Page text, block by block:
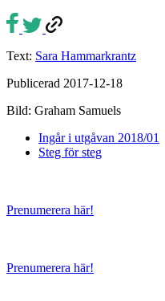
Text: Sara Hammarkrantz
Publicerad 2017-12-18
Bild: Graham Samuels
Ingår i utgåvan 2018/01
Steg för steg
Prenumerera här!
Prenumerera här!